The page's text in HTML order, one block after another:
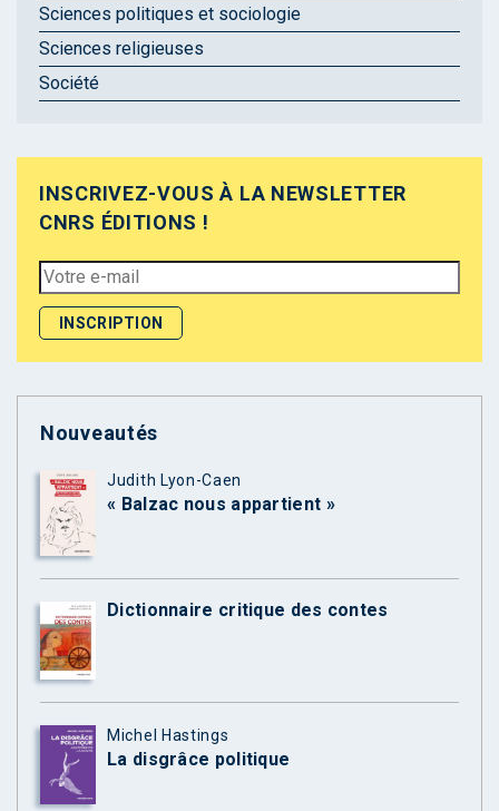
Sciences politiques et sociologie
Sciences religieuses
Société
INSCRIVEZ-VOUS À LA NEWSLETTER
CNRS ÉDITIONS !
Nouveautés
Judith Lyon-Caen
« Balzac nous appartient »
Dictionnaire critique des contes
Michel Hastings
La disgrâce politique